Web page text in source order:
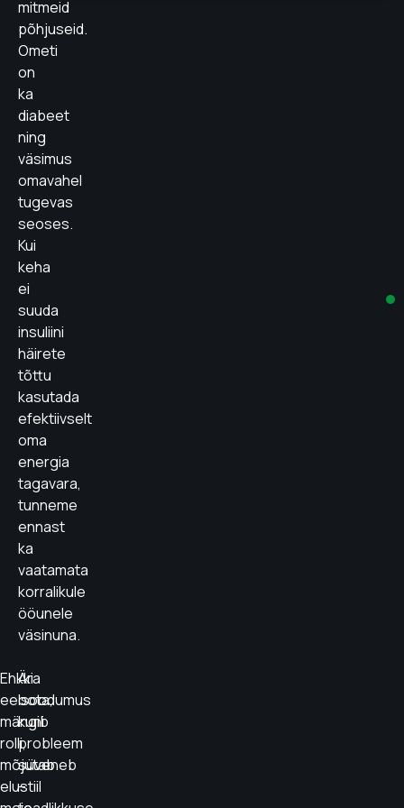
mitmeid
põhjuseid.
Ometi
on
ka
diabeet
ning
väsimus
omavahel
tugevas
seoses.
Kui
keha
ei
suuda
insuliini
häirete
tõttu
kasutada
efektiivselt
oma
energia
tagavara,
tunneme
ennast
ka
vaatamata
korralikule
ööunele
väsinuna.
Ehkki
eelsoodumus
mängib
rolli,
mõjutab
elustiil
Ära
oota,
kuni
probleem
süveneb
–